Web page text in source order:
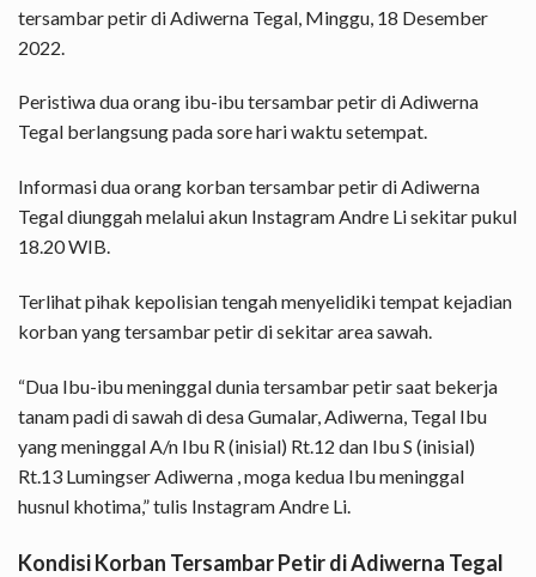
tersambar petir di Adiwerna Tegal, Minggu, 18 Desember
2022.
Peristiwa dua orang ibu-ibu tersambar petir di Adiwerna
Tegal berlangsung pada sore hari waktu setempat.
Informasi dua orang korban tersambar petir di Adiwerna
Tegal diunggah melalui akun InstagramAndre Lisekitar pukul
18.20 WIB.
Terlihat pihak kepolisian tengah menyelidiki tempat kejadian
korban yang tersambar petir di sekitar area sawah.
“Dua Ibu-ibu meninggal dunia tersambar petir saat bekerja
tanam padi di sawah di desa Gumalar, Adiwerna, Tegal Ibu
yang meninggal A/n Ibu R (inisial) Rt.12 dan Ibu S (inisial)
Rt.13 Lumingser Adiwerna , moga kedua Ibu meninggal
husnul khotima,” tulis Instagram Andre Li.
Kondisi Korban Tersambar Petir di Adiwerna Tegal